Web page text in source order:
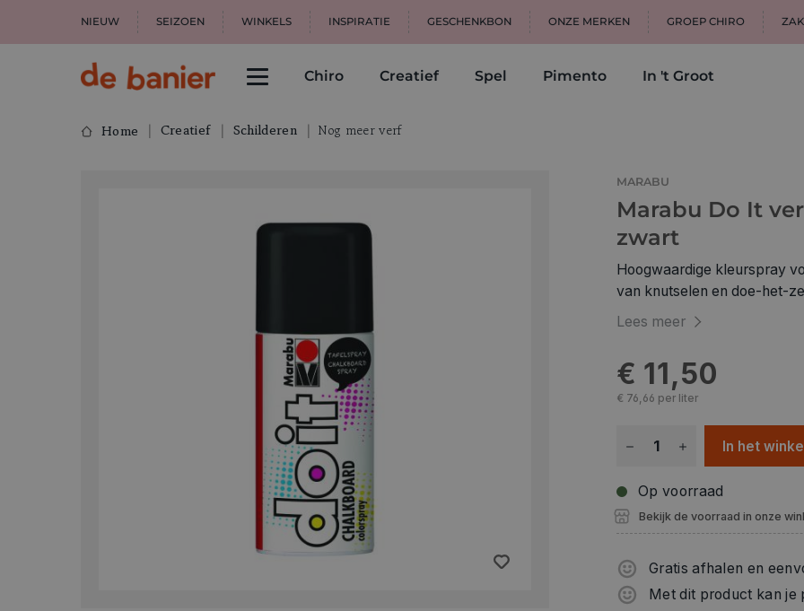
NIEUW SEIZOEN WINKELS INSPIRATIE GESCHENKBON ONZE MERKEN GROEP CHIRO
Chiro Creatief Spel Pimento In 't Groot
Home Creatief Schilderen Nog meer verf
MARABU
Marabu Do It
zwart
Hoogwaardige kleurspray
van knutselen en doe-het-
penseelstreken.
Ook ideaal om te sjabloneren.
Lees meer
€ 11,50
€ 76,66 per liter
In het
Op voorraad
Bekijk de voorraad in onze
Gratis afhalen en
Met dit product kan je